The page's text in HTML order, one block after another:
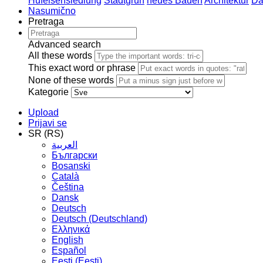
Nasumično
Pretraga
Advanced search
All these words
This exact word or phrase
None of these words
Kategorie
Upload
Prijavi se
SR (RS)
العربية
Български
Bosanski
Сatalà
Čeština
Dansk
Deutsch
Deutsch (Deutschland)
Ελληνικά
English
Español
Eesti (Eesti)